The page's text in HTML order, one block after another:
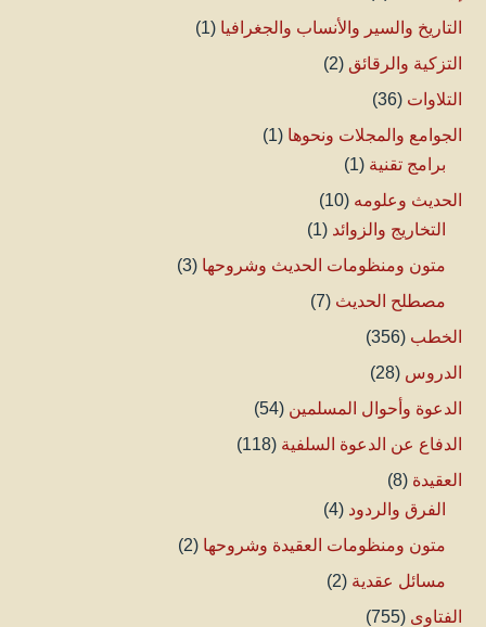
التاريخ والسير والأنساب والجغرافيا (1)
التزكية والرقائق (2)
التلاوات (36)
الجوامع والمجلات ونحوها (1)
برامج تقنية (1)
الحديث وعلومه (10)
التخاريج والزوائد (1)
متون ومنظومات الحديث وشروحها (3)
مصطلح الحديث (7)
الخطب (356)
الدروس (28)
الدعوة وأحوال المسلمين (54)
الدفاع عن الدعوة السلفية (118)
العقيدة (8)
الفرق والردود (4)
متون ومنظومات العقيدة وشروحها (2)
مسائل عقدية (2)
الفتاوى (755)